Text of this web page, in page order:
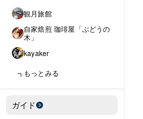
観月旅館
自家焙煎 珈琲屋「ぶどうの
木」
kayaker
もっとみる
ガイド